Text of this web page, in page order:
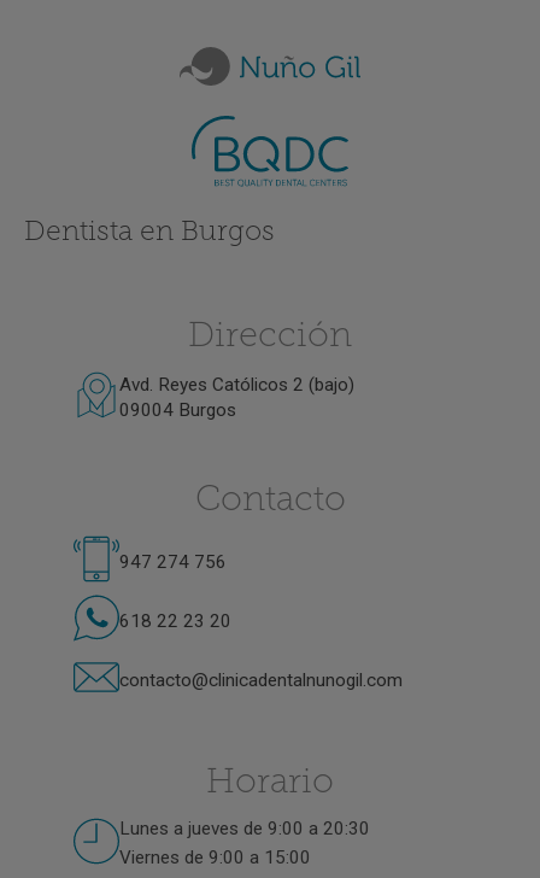
Dentista en Burgos
Dirección
Avd. Reyes Católicos 2 (bajo)
09004 Burgos
Contacto
947 274 756
618 22 23 20
contacto@clinicadentalnunogil.com
Horario
Lunes a jueves de 9:00 a 20:30
Viernes de 9:00 a 15:00